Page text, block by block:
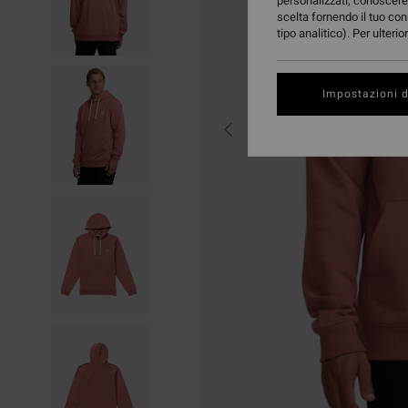
scelta fornendo il tuo
tipo analitico). Per
Impostazioni